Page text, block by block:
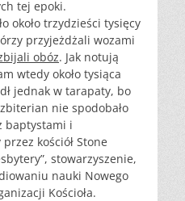
tej epoki.
około trzydzieści tysięcy
przyjeżdżali wozami
obóz. Jak notują
wtedy około tysiąca
jednak w tarapaty, bo
nie spodobało
baptystami i
kościół Stone
stowarzyszenie,
nauki Nowego
Kościoła.